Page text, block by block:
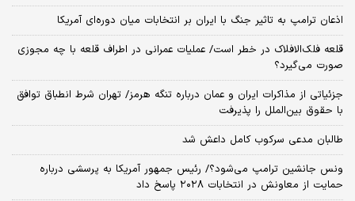
اذعان ترامپ به تاثیر جنگ با ایران بر انتخابات میان دوره‌ای آمریکا
قلعه فلک‌الافلاک در خطر است/ عملیات عمرانی در اطراف قلعه با چه مجوزی
صورت می‌گیرد؟
جزئیاتی از مذاکرات ایران و عمان درباره تنگه هرمز/ تهران شرط انطباق توافق
با حقوق بین‌الملل را پذیرفت
طالبان مدعی سرکوب کامل داعش شد
ونس جانشین ترامپ می‌شود؟/ رئیس جمهور آمریکا به پرسشی درباره
حمایت از معاونش در انتخابات ۲۰۲۸ پاسخ داد